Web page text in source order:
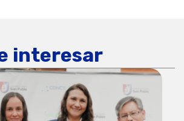
interesar